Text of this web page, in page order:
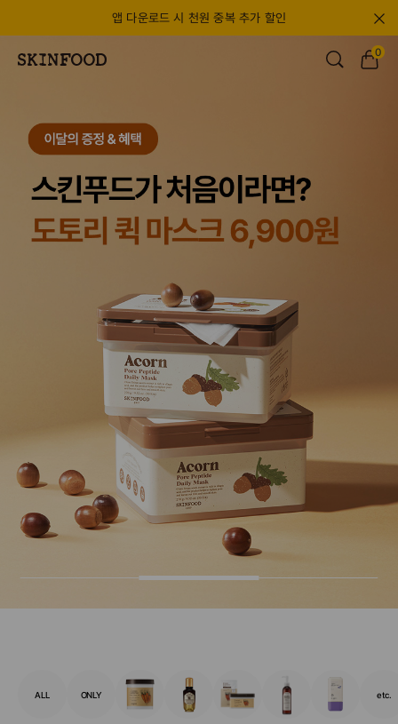
앱 다운로드 시 천원 중복 추가 할인
0
ALL ONLY etc.